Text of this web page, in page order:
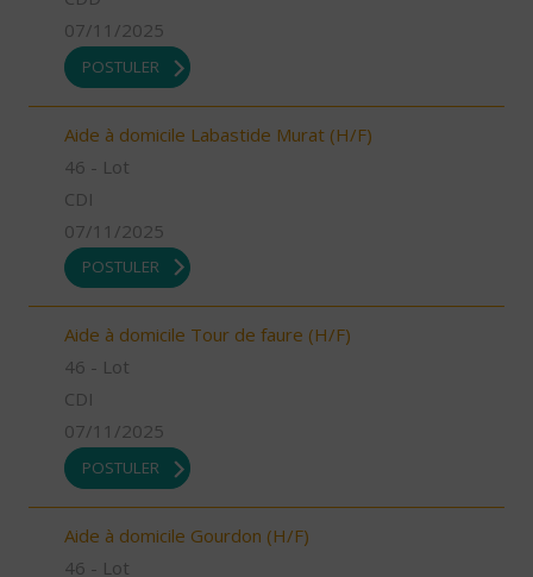
07/11/2025
POSTULER
Aide à domicile Labastide Murat (H/F)
46 - Lot
CDI
07/11/2025
POSTULER
Aide à domicile Tour de faure (H/F)
46 - Lot
CDI
07/11/2025
POSTULER
Aide à domicile Gourdon (H/F)
46 - Lot